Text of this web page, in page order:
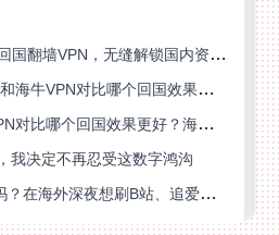
海外党必看：如何选对回国翻墙VPN，无缝解锁国内资源？
ChickCN VPN好用吗？和海牛VPN对比哪个回国效果更好？
ChickCN VPN和当归VPN对比哪个回国效果更好？海外党亲测后选了它
我决定不再忍受这数字鸿沟
Quickback和巨鲸好用吗？在海外深夜想刷B站、追爱奇艺的你，或许正需要这份答案